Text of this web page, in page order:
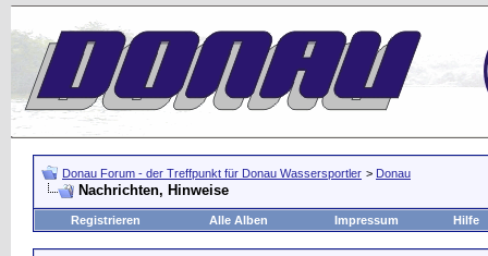
Donau Forum - der Treffpunkt für Donau Wassersportler > Donau
Nachrichten, Hinweise
Registrieren Alle Alben Impressum Hilfe